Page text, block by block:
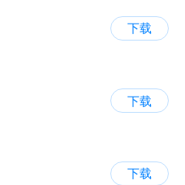
下载
下载
下载